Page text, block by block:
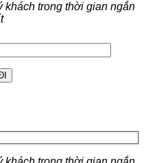
khách trong thời gian ngắn